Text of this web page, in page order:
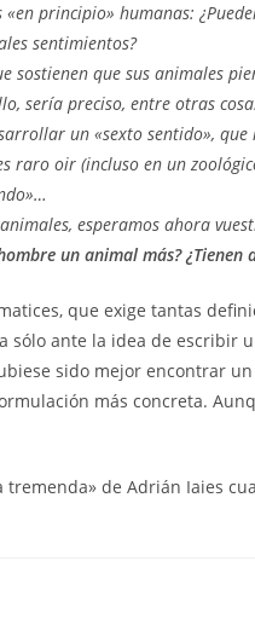
principio» humanas:
sentimientos?
que sus animales
sería preciso, entre otras
un «sexto sentido»,
raro oir (incluso en un
esperamos ahora
un animal más? ¿Tienen
que exige tantas
sólo ante la idea de escribir
sido mejor encontrar
más concreta.
de Adrián Iaies